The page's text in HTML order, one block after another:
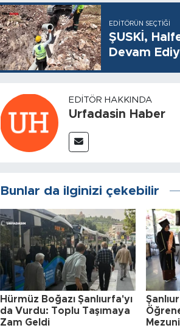
EDITÖRÜN SEÇTIĞI
ŞUSKİ,
Devam
EDITÖR HAKKINDA
Urfadasin Haber
Bunlar da ilginizi çekebilir
Hürmüz Boğazı Şanlıurfa'yı
da Vurdu: Toplu Taşımaya
Zam Geldi